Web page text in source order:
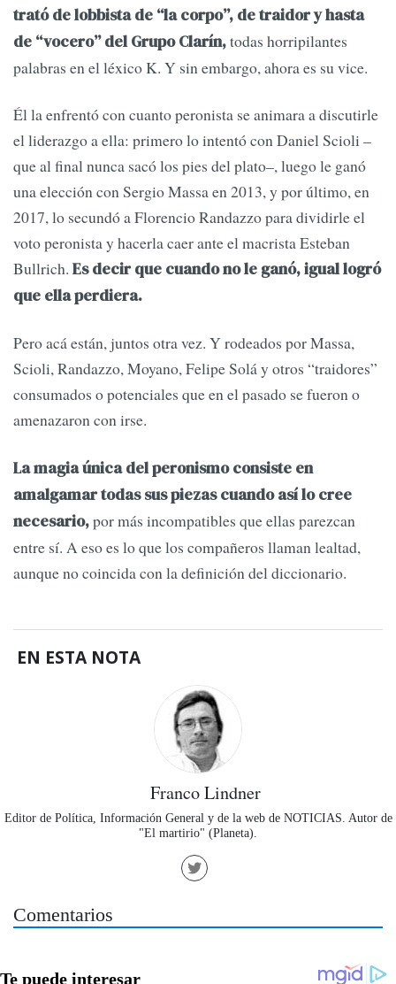
trató de lobbista de “la corpo”, de traidor y hasta
de “vocero” del Grupo Clarín,todas horripilantes
palabras en el léxico K. Y sin embargo, ahora es su vice.
Él la enfrentó con cuanto peronista se animara a discutirle
el liderazgo a ella: primero lo intentó con Daniel Scioli –
que al final nunca sacó los pies del plato–, luego le ganó
una elección con Sergio Massa en 2013, y por último, en
2017, lo secundó a Florencio Randazzo para dividirle el
voto peronista y hacerla caer ante el macrista Esteban
Bullrich. Es decir que cuando no le ganó, igual logró
que ella perdiera.
Pero acá están, juntos otra vez. Y rodeados por Massa,
Scioli, Randazzo, Moyano, Felipe Solá y otros “traidores”
consumados o potenciales que en el pasado se fueron o
amenazaron con irse.
La magia única del peronismo consiste en
amalgamar todas sus piezas cuando así lo cree
necesario,por más incompatibles que ellas parezcan
entre sí. A eso es lo que los compañeros llaman lealtad,
aunque no coincida con la definición del diccionario.
EN ESTA NOTA
Franco Lindner
Editor de Política, Información General y de la web de NOTICIAS. Autor de
"El martirio" (Planeta).
Comentarios